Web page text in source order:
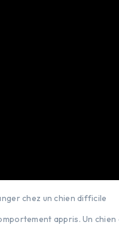
chez un chien difficile
appris. Un